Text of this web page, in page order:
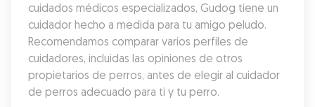
cuidados médicos especializados, Gudog tiene un
cuidador hecho a medida para tu amigo peludo.
Recomendamos comparar varios perfiles de
cuidadores, incluidas las opiniones de otros
propietarios de perros, antes de elegir al cuidador
de perros adecuado para ti y tu perro.